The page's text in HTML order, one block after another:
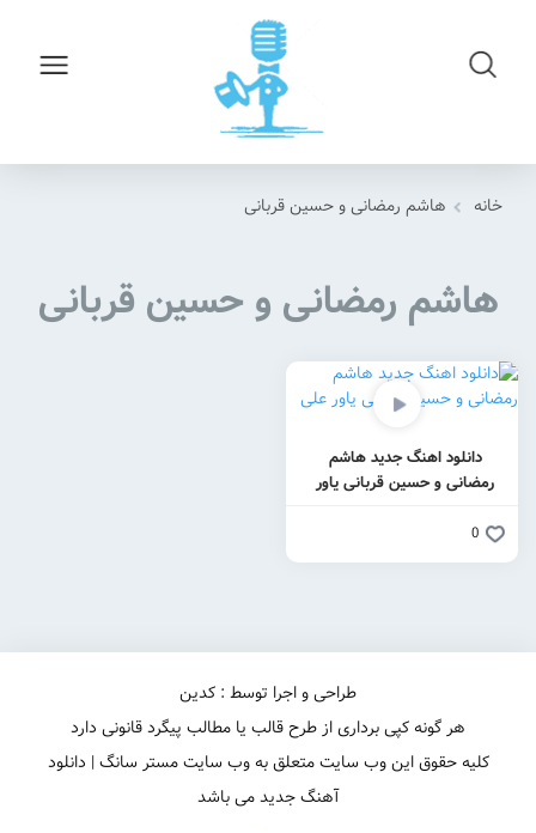
خانه هاشم رمضانی و حسین قربانی
هاشم رمضانی و حسین قربانی
دانلود اهنگ جدید هاشم
رمضانی و حسین قربانی یاور
0
طراحی و اجرا توسط : کدین
هر گونه کپی برداری از طرح قالب یا مطالب پیگرد قانونی دارد
کلیه حقوق این وب سایت متعلق به وب سایت مستر سانگ | دانلود
آهنگ جدید می باشد